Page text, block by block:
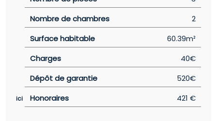
ici
Nombre de chambres
2
Surface habitable
60.39m²
Charges
40€
Dépôt de garantie
520€
Honoraires
421 €